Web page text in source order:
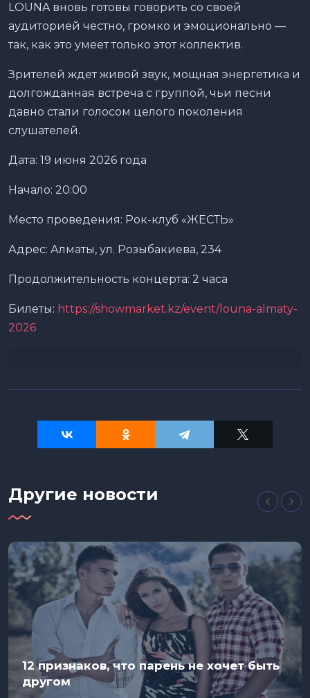
LOUNA вновь готовы говорить со своей
аудиторией честно, громко и эмоционально —
так, как это умеет только этот коллектив.
Зрителей ждет живой звук, мощная энергетика и
долгожданная встреча с группой, чьи песни
давно стали голосом целого поколения
слушателей.
Дата: 19 июня 2026 года
Начало: 20:00
Место проведения: Рок-клуб «ЖЕСТЬ»
Адрес: Алматы, ул. Розыбакиева, 234
Продолжительность концерта: 2 часа
Билеты: https://showmarket.kz/event/louna-almaty-
2026
Другие новости
12 признаков, что парень не хочет быть
другом